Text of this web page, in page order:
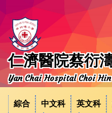
仁濟醫院蔡衍
Yan Chai Hospital Choi
綜合 中文科 英文科